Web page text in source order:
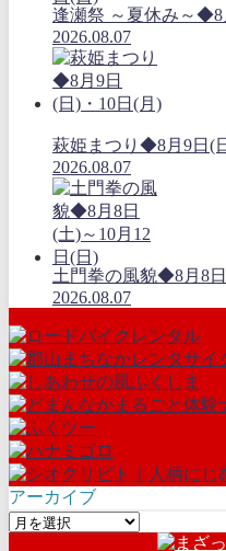
逢瀬祭 ～夏休み～◆8
2026.08.07
萩姫まつり◆8月9日(
2026.08.07
土門拳の風貌◆8月8
2026.08.07
アーカイブ
ア